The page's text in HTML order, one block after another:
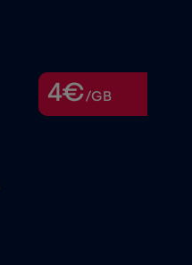
4€/GB